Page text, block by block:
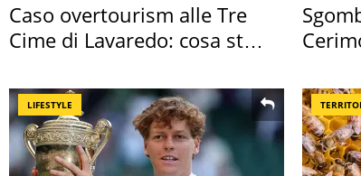
Caso overtourism alle Tre
Cime di Lavaredo: cosa sta
LIFESTYLE